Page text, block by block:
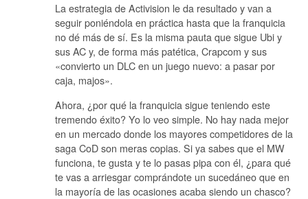
La estrategia de Activision le da resultado y van a
seguir poniéndola en práctica hasta que la franquicia
no dé más de sí. Es la misma pauta que sigue Ubi y
sus AC y, de forma más patética, Crapcom y sus
«convierto un DLC en un juego nuevo: a pasar por
caja, majos».
Ahora, ¿por qué la franquicia sigue teniendo este
tremendo éxito? Yo lo veo simple. No hay nada mejor
en un mercado donde los mayores competidores de la
saga CoD son meras copias. Si ya sabes que el MW
funciona, te gusta y te lo pasas pipa con él, ¿para qué
te vas a arriesgar comprándote un sucedáneo que en
la mayoría de las ocasiones acaba siendo un chasco?